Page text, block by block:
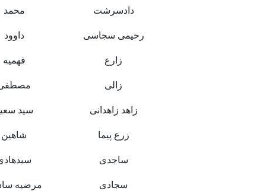
دادسرشت محمد
رحیمی سجاسی داوود
زارع فهمیه
زالی
زاهد زاهدانی سید
زرع پیما شاهین
ساجدی
سجادی مرضیه